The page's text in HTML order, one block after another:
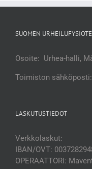
SUOMEN
Osoite: Urhea-halli,
Toimiston
LASKUTUSTIEDOT
Verkkolaskut:
IBAN/OVT:
OPERAATTORI: